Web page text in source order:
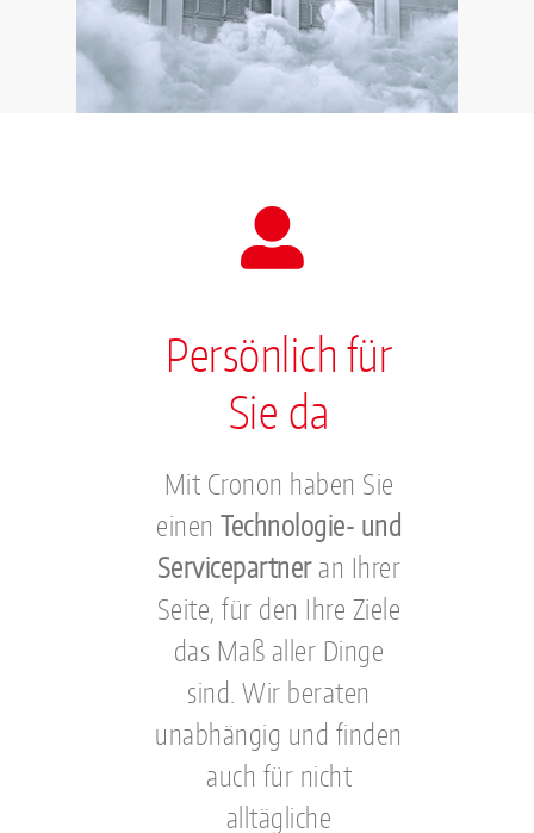
Persönlich für
Sie da
Mit Cronon haben Sie
einen Technologie- und
Servicepartneran Ihrer
Seite, für den Ihre Ziele
das Maß aller Dinge
sind. Wir beraten
unabhängig und finden
auch für nicht
alltägliche